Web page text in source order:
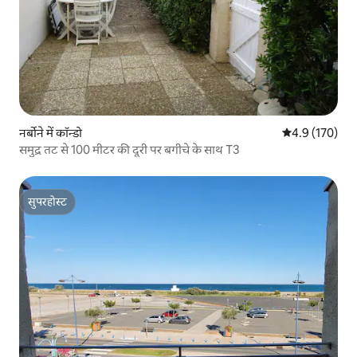
नर्बोने में कॉन्डो औसत रेटिंग 5 में
4.9 (170)
समुद्र तट से 100 मीटर की दूरी पर बगीचे के साथ T3
सुपरहोस्ट
सुपरहोस्ट